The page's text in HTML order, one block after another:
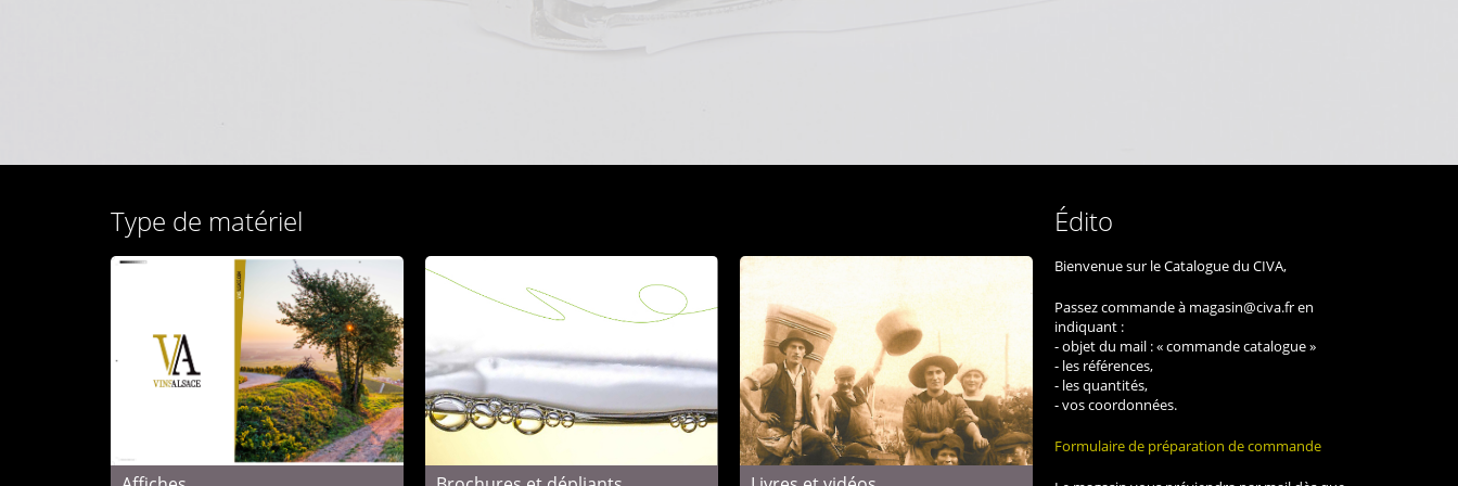
Type de matériel Édito
Bienvenue sur le Catalogue du CIVA,
Passez commande à magasin@civa.fr en
indiquant :
- objet du mail : « commande catalogue »
- les références,
- les quantités,
- vos coordonnées.
Formulaire de préparation de commande